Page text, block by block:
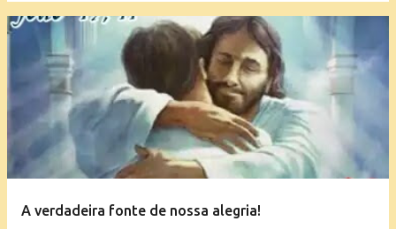
A verdadeira fonte de nossa alegria!